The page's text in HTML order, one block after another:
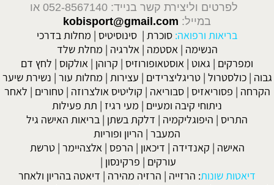
לפרטים וליצירת קשר בנייד: 052-8567140
או
במייל: kobisport@gmail.com
בריאות ורפואה: סוכרת | סינוסיטיס | מחלות בדרכי
הנשימה | אסטמה | אלרגיה | מחלת שלד
ומפרקים | גאוט | אוסטאופורוזיס | קרוהן | אולקוס | לחץ דם
גבוה |כולסטרול |טריגליצרידים | עצירות | מחלות עור | נשירת שיער
הקרחה | פסוריאזיס |סבוריאה | קוליטיס אולצרוזה |טחורים | לאחר
ניתוחי קיבה ומעיים | מעי רגיז | תת פעילות
התריס | היפוגליקמיה | דלקת בשתן | בריאות האישה גיל
המעבר | הריון ופוריות
האישה | קאנדידה | דיכאון | הרפס | אלצהיימר |טרשת
עורקים | פרקינסון |
דיאטות שונות: הרזייה | הרזיה מהירה | דיאטה בהריון ולאחר